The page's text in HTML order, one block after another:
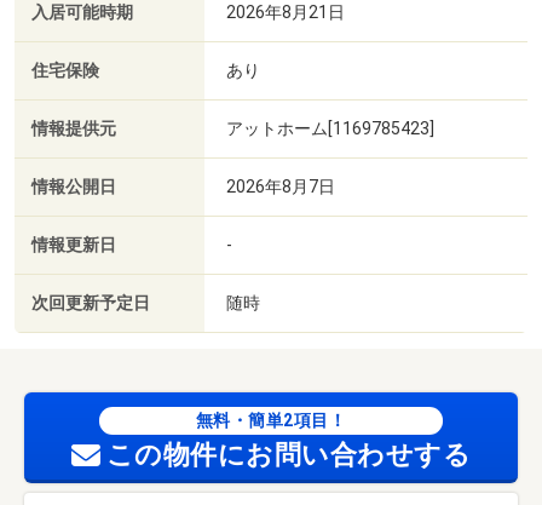
入居可能時期 2026年8月21日
住宅保険 あり
情報提供元 アットホーム[1169785423]
情報公開日 2026年8月7日
情報更新日 -
次回更新予定日 随時
無料・簡単2項目！
この物件にお問い合わせする